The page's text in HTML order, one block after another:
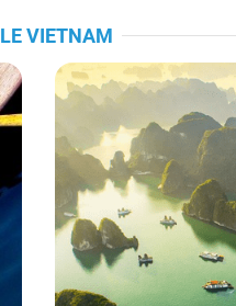
VIETNAM